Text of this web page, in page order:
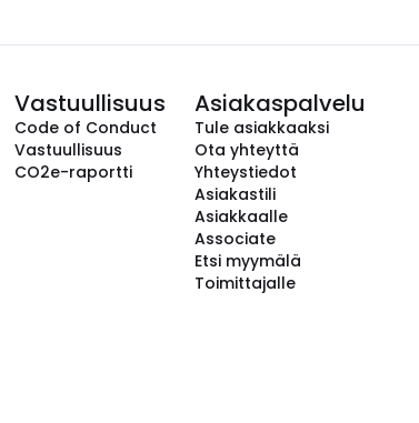
Vastuullisuus
Code of Conduct
Vastuullisuus
CO2e-raportti
Asiakaspalvelu
Tule asiakkaaksi
Ota yhteyttä
Yhteystiedot
Asiakastili
Asiakkaalle
Associate
Etsi myymälä
Toimittajalle